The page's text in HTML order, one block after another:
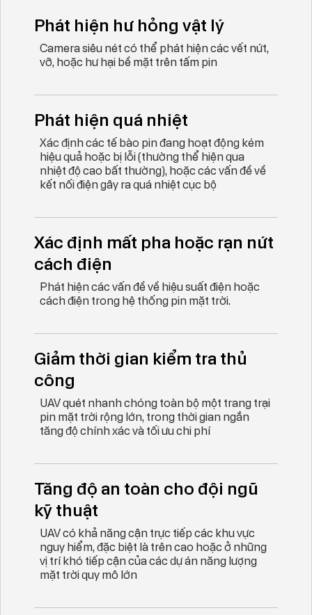
Phát hiện hư hỏng vật lý
Camera siêu nét có thể phát hiện các vết nứt,
vỡ, hoặc hư hại bề mặt trên tấm pin
Phát hiện quá nhiệt
Xác định các tế bào pin đang hoạt động kém
hiệu quả hoặc bị lỗi (thường thể hiện qua
nhiệt độ cao bất thường), hoặc các vấn đề về
kết nối điện gây ra quá nhiệt cục bộ
Xác định mất pha hoặc rạn nứt
cách điện
Phát hiện các vấn đề về hiệu suất điện hoặc
cách điện trong hệ thống pin mặt trời.
Giảm thời gian kiểm tra thủ
công
UAV quét nhanh chóng toàn bộ một trang trại
pin mặt trời rộng lớn, trong thời gian ngắn
tăng độ chính xác và tối ưu chi phí
Tăng độ an toàn cho đội ngũ
kỹ thuật
UAV có khả năng cận trực tiếp các khu vực
nguy hiểm, đặc biệt là trên cao hoặc ở những
vị trí khó tiếp cận của các dự án năng lượng
mặt trời quy mô lớn